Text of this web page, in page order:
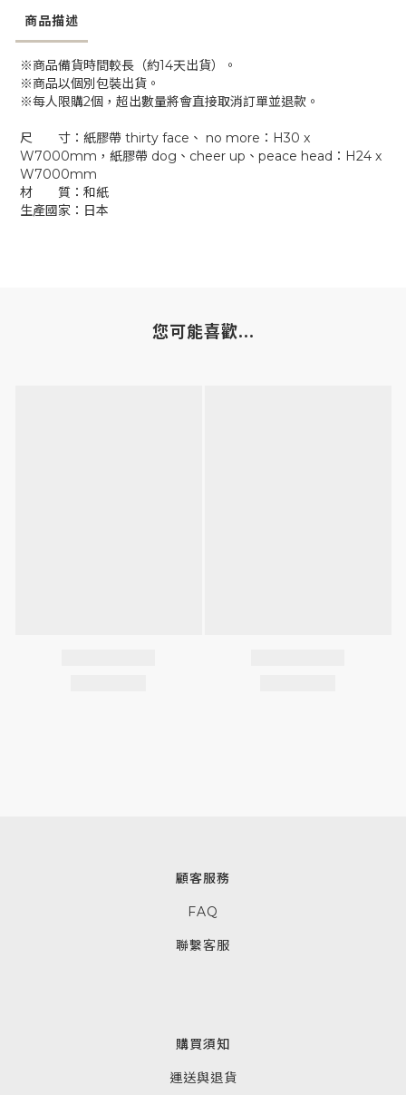
商品描述
※商品備貨時間較長（約14天出貨）。
※商品以個別包裝出貨。
※每人限購2個，超出數量將會直接取消訂單並退款。
尺 寸：紙膠帶 thirty face、 no more：H30 x
W7000mm，紙膠帶 dog、cheer up、peace head：H24 x
W7000mm
材 質：和紙
生產國家：日本
您可能喜歡...
顧客服務
FAQ
聯繫客服
購買須知
運送與退貨